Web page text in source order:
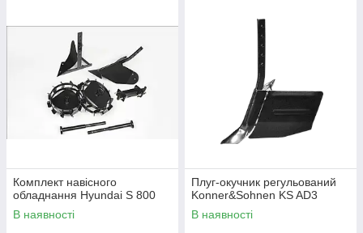
Комплект навісного
обладнання Hyundai S 800
В наявності
Плуг-окучник регульований
Konner&Sohnen KS AD3
В наявності